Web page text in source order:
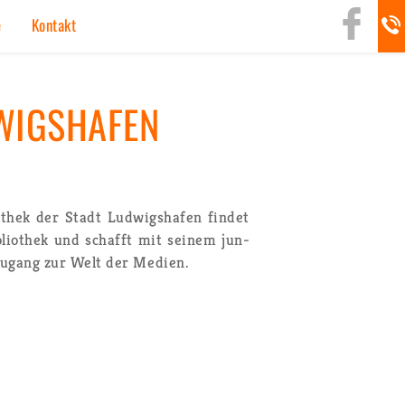
Kon­takt
der Stadt Lud­wigs­ha­fen fin­det
und schafft mit sei­nem jun­
zur Welt der Me­di­en.